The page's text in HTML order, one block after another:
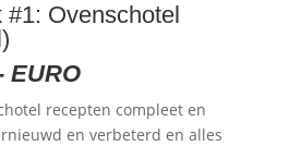
#1: Ovenschotel
EURO
recepten compleet en
en verbeterd en alles